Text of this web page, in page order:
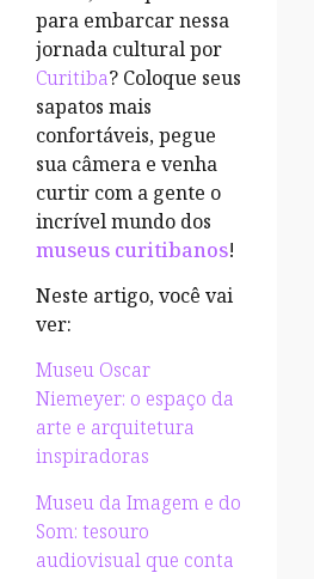
para embarcar nessa
jornada cultural por
Curitiba? Coloque seus
sapatos mais
confortáveis, pegue
sua câmera e venha
curtir com a gente o
incrível mundo dos
museus curitibanos!
Neste artigo, você vai
ver:
Museu Oscar
Niemeyer: o espaço da
arte e arquitetura
inspiradoras
Museu da Imagem e do
Som: tesouro
audiovisual que conta